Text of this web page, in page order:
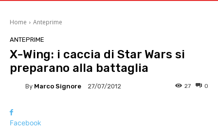
Home Anteprime
ANTEPRIME
X-Wing: i caccia di Star Wars si
preparano alla battaglia
By Marco Signore 27/07/2012 0
27
Facebook